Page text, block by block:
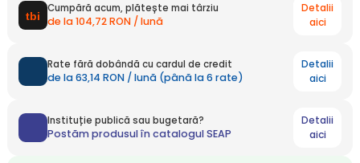
Cumpără acum, plătește mai târziu
de la 104,72 RON / lună
Detalii
aici
Rate fără dobândă cu cardul de credit
de la 63,14 RON / lună (până la 6 rate)
Detalii
aici
Instituție publică sau bugetară?
Postăm produsul în catalogul SEAP
Detalii
aici